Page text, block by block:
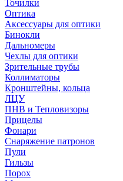
Точилки
Оптика
Аксессуары для оптики
Бинокли
Дальномеры
Чехлы для оптики
Зрительные трубы
Коллиматоры
Кронштейны, кольца
ЛЦУ
ПНВ и Тепловизоры
Прицелы
Фонари
Снаряжение патронов
Пули
Гильзы
Порох